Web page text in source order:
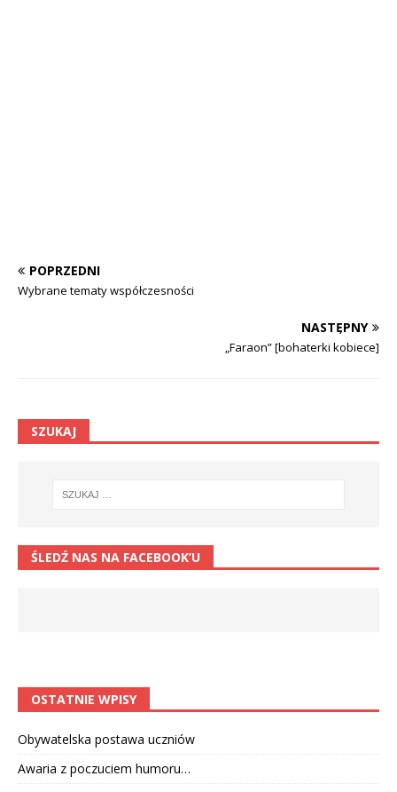
POPRZEDNI
Wybrane tematy współczesności
NASTĘPNY
„Faraon” [bohaterki kobiece]
SZUKAJ
ŚLEDŹ NAS NA FACEBOOK’U
OSTATNIE WPISY
Obywatelska postawa uczniów
Awaria z poczuciem humoru…